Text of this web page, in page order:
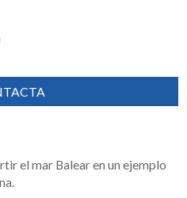
el mar Balear en un ejemplo